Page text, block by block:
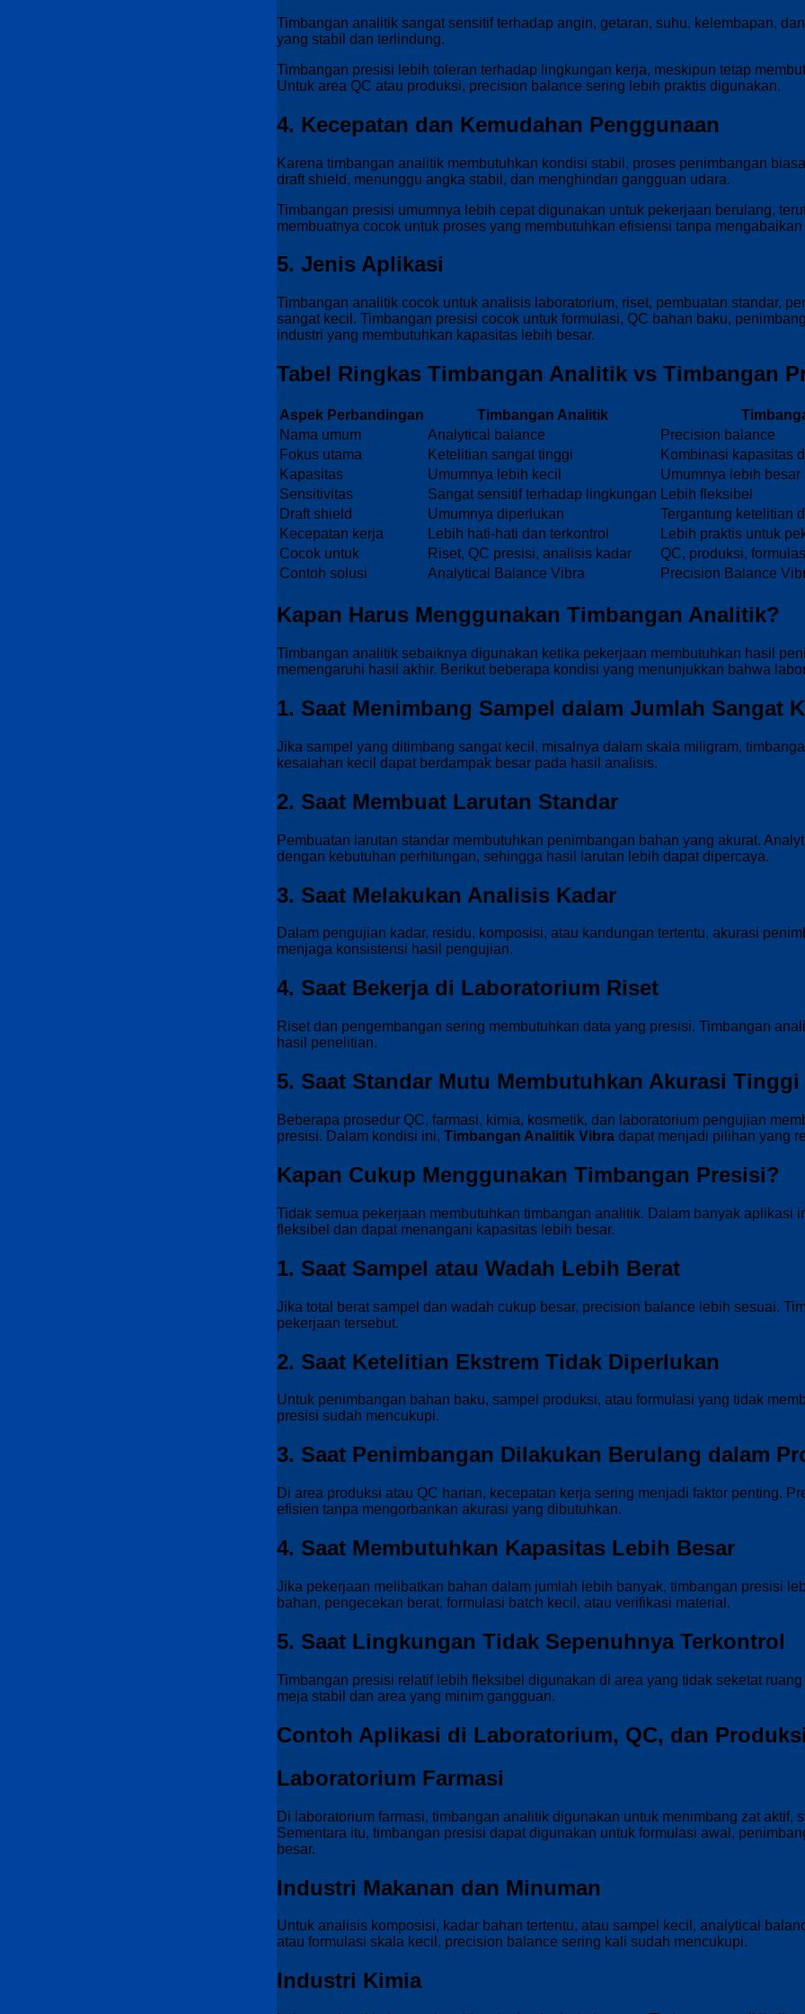
Timbangan analitik sangat sensitif terhadap angin, getaran, suhu, kelembapan,
yang stabil dan terlindung.
Timbangan presisi lebih toleran terhadap lingkungan kerja, meskipun tetap
Untuk area QC atau produksi, precision balance sering lebih praktis digunakan.
4. Kecepatan dan Kemudahan Penggunaan
Karena timbangan analitik membutuhkan kondisi stabil, proses penimbangan
draft shield, menunggu angka stabil, dan menghindari gangguan udara.
Timbangan presisi umumnya lebih cepat digunakan untuk pekerjaan berulang,
membuatnya cocok untuk proses yang membutuhkan efisiensi tanpa
5. Jenis Aplikasi
Timbangan analitik cocok untuk analisis laboratorium, riset, pembuatan standar,
sangat kecil. Timbangan presisi cocok untuk formulasi, QC bahan baku,
industri yang membutuhkan kapasitas lebih besar.
Tabel Ringkas Timbangan Analitik vs Timbangan
Aspek Perbandingan Timbangan Analitik
Nama umum
Analytical balance
Precision balance
Fokus utama
Ketelitian sangat tinggi
Kombinasi kapasitas
Kapasitas
Umumnya lebih kecil
Umumnya lebih besar
Sensitivitas
Sangat sensitif terhadap lingkungan Lebih fleksibel
Draft shield
Umumnya diperlukan
Tergantung ketelitian
Kecepatan kerja
Lebih hati-hati dan terkontrol
Lebih praktis untuk
Cocok untuk
Riset, QC presisi, analisis kadar
QC, produksi,
Contoh solusi
Analytical Balance Vibra Precision Balance
Kapan Harus Menggunakan Timbangan Analitik?
Timbangan analitik sebaiknya digunakan ketika pekerjaan membutuhkan hasil
memengaruhi hasil akhir. Berikut beberapa kondisi yang menunjukkan bahwa
1. Saat Menimbang Sampel dalam Jumlah Sangat
Jika sampel yang ditimbang sangat kecil, misalnya dalam skala miligram,
kesalahan kecil dapat berdampak besar pada hasil analisis.
2. Saat Membuat Larutan Standar
Pembuatan larutan standar membutuhkan penimbangan bahan yang akurat.
dengan kebutuhan perhitungan, sehingga hasil larutan lebih dapat dipercaya.
3. Saat Melakukan Analisis Kadar
Dalam pengujian kadar, residu, komposisi, atau kandungan tertentu, akurasi
menjaga konsistensi hasil pengujian.
4. Saat Bekerja di Laboratorium Riset
Riset dan pengembangan sering membutuhkan data yang presisi. Timbangan
hasil penelitian.
5. Saat Standar Mutu Membutuhkan Akurasi Tinggi
Beberapa prosedur QC, farmasi, kimia, kosmetik, dan laboratorium pengujian
presisi. Dalam kondisi ini, Timbangan Analitik Vibra dapat menjadi pilihan yang
Kapan Cukup Menggunakan Timbangan Presisi?
Tidak semua pekerjaan membutuhkan timbangan analitik. Dalam banyak aplikasi
fleksibel dan dapat menangani kapasitas lebih besar.
1. Saat Sampel atau Wadah Lebih Berat
Jika total berat sampel dan wadah cukup besar, precision balance lebih sesuai.
pekerjaan tersebut.
2. Saat Ketelitian Ekstrem Tidak Diperlukan
Untuk penimbangan bahan baku, sampel produksi, atau formulasi yang tidak
presisi sudah mencukupi.
3. Saat Penimbangan Dilakukan Berulang dalam
Di area produksi atau QC harian, kecepatan kerja sering menjadi faktor penting.
efisien tanpa mengorbankan akurasi yang dibutuhkan.
4. Saat Membutuhkan Kapasitas Lebih Besar
Jika pekerjaan melibatkan bahan dalam jumlah lebih banyak, timbangan presisi
bahan, pengecekan berat, formulasi batch kecil, atau verifikasi material.
5. Saat Lingkungan Tidak Sepenuhnya Terkontrol
Timbangan presisi relatif lebih fleksibel digunakan di area yang tidak seketat
meja stabil dan area yang minim gangguan.
Contoh Aplikasi di Laboratorium, QC, dan
Laboratorium Farmasi
Di laboratorium farmasi, timbangan analitik digunakan untuk menimbang zat
Sementara itu, timbangan presisi dapat digunakan untuk formulasi awal,
besar.
Industri Makanan dan Minuman
Untuk analisis komposisi, kadar bahan tertentu, atau sampel kecil, analytical
atau formulasi skala kecil, precision balance sering kali sudah mencukupi.
Industri Kimia